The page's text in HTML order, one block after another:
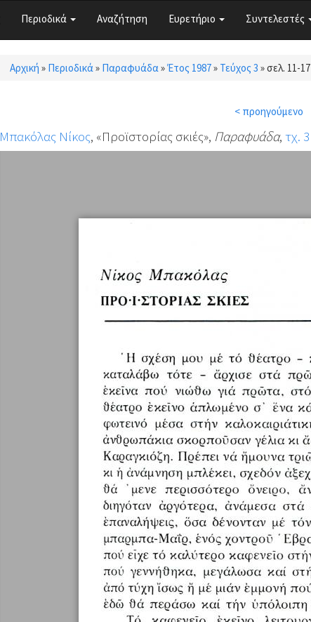
Περιοδικά Αναζήτηση Ευρετήριο Συντελεστές
Είστε εδώ
Αρχική » Περιοδικά» Παραφυάδα»Έτος 1987» Τεύχος 3 »σελ. 11-17
< προηγούμενο
Μπακόλας Νίκος, «Προϊστορίας σκιές», Παραφυάδα, τχ. 3